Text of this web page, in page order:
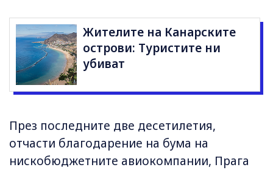
Жителите на Канарските
острови: Туристите ни
убиват
През последните две десетилетия,
отчасти благодарение на бума на
нискобюджетните авиокомпании, Прага